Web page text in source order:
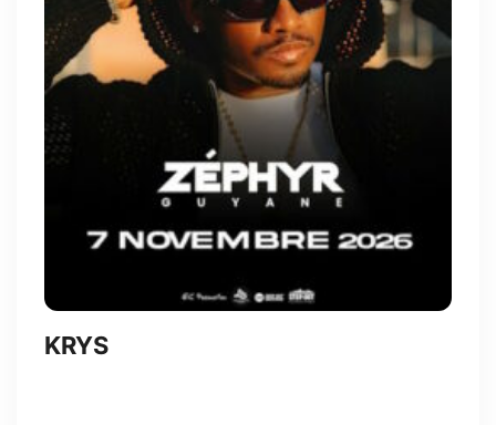
KRYS